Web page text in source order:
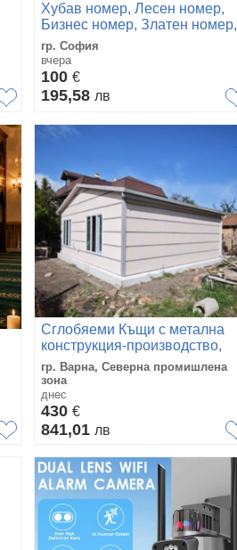
Хубав номер, Лесен номер,
Бизнес номер, Златен номер,
Сребърен номер,
Предплатени сим карти A1!
гр. София
вчера
100 €
195,58 лв
Сглобяеми Къщи с метална
конструкция-производство,
доставка и монтаж
гр. Варна, Северна промишлена
зона
днес
430 €
841,01 лв